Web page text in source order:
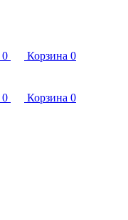
0 Корзина 0
0 Корзина 0